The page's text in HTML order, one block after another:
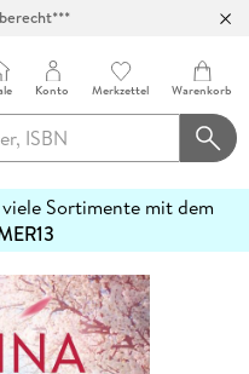
Konto Merkzettel Warenkorb
Sortimente mit dem